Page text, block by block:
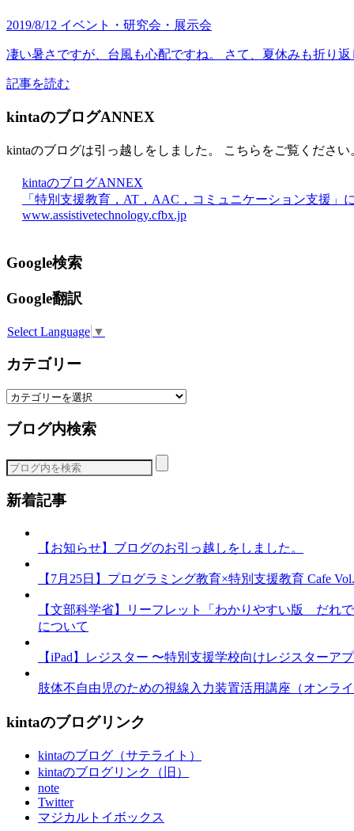
2019/8/12 イベント・研究会・展示会
凄い暑さですが、台風も心配ですね。 さて、夏休みも折り
記事を読む
kintaのブログANNEX
kintaのブログは引っ越しをしました。 こちらをご覧ください
kintaのブログANNEX
「特別支援教育，AT，AAC，コミュニケーション支援」
www.assistivetechnology.cfbx.jp
Google検索
Google翻訳
Select Language ▼
カテゴリー
カ
ゴ
ー
ブログ内検索
新着記事
【お知らせ】ブログのお引っ越しをしました。
【7月25日】プログラミング教育×特別支援教育 Cafe
【文部科学省】リーフレット「わかりやすい版 だれ
について
【iPad】レジスター 〜特別支援学校向けレジスターア
肢体不自由児のための視線入力装置活用講座（オンライ
kintaのブログリンク
kintaのブログ（サテライト）
kintaのブログリンク（旧）
note
Twitter
マジカルトイボックス